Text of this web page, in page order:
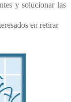
y solucionar las
en retirar